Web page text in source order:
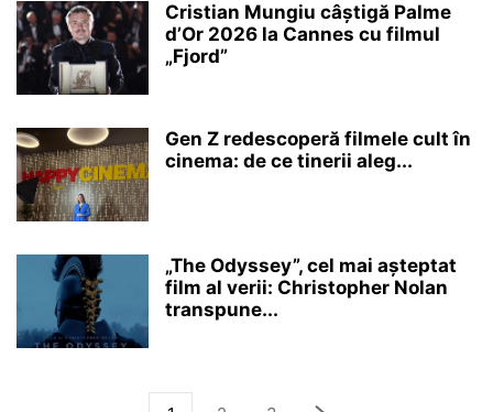
Cristian Mungiu câștigă Palme
d’Or 2026 la Cannes cu filmul
„Fjord”
Gen Z redescoperă filmele cult în
cinema: de ce tinerii aleg...
„The Odyssey”, cel mai așteptat
film al verii: Christopher Nolan
transpune...